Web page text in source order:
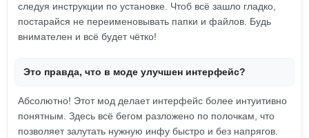
следуя инструкции по установке. Чтоб всё зашло гладко,
постарайся не переименовывать папки и файлов. Будь
внимателен и всё будет чётко!
Это правда, что в моде улучшен интерфейс?
Абсолютно! Этот мод делает интерфейс более интуитивно
понятным. Здесь всё бегом разложено по полочкам, что
позволяет залутать нужную инфу быстро и без напрягов.